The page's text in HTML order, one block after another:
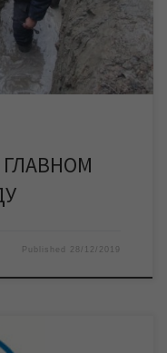
на главном
[…]
Published 28/12/2019